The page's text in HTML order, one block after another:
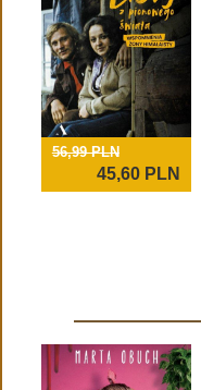
56,99 PLN
45,60 PLN